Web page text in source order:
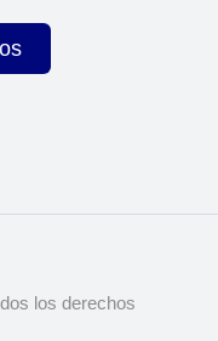
los derechos